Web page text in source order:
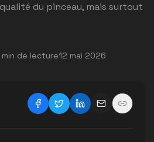
du pinceau, mais surtout
min de lecture12 mai 2026